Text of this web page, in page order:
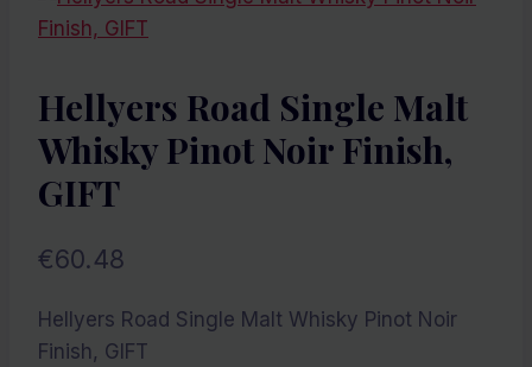
Hellyers Road Single Malt
Whisky Pinot Noir Finish,
GIFT
€60.48
Hellyers Road Single Malt Whisky Pinot Noir
Finish, GIFT